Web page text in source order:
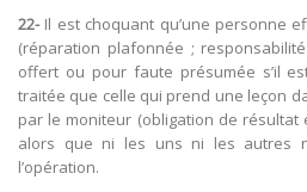
22-Il est choquant qu’une personne
(réparation plafonnée ;
offert ou pour faute présumée s’il
traitée que celle qui prend une leçon
par le moniteur (obligation de
alors que ni les uns ni les autres
l’opération.